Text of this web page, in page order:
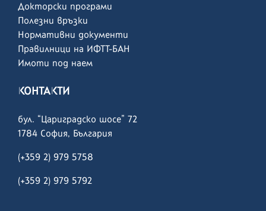
Докторски програми
Полезни връзки
Нормативни документи
Правилници на ИФТТ-БАН
Имоти под наем
КОНТАКТИ
бул. “Цариградско шосе” 72
1784 София, България
(+359 2) 979 5758
(+359 2) 979 5792